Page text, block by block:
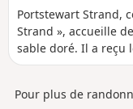
Portstewart Strand,
Strand », accueille
sable doré. Il a reçu
qualité de son eau
d'été et des
Pour plus de